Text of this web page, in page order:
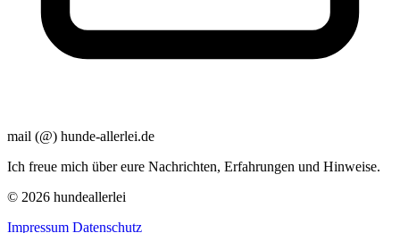
mail (@) hunde-allerlei.de
Ich freue mich über eure Nachrichten, Erfahrungen und Hinweise.
© 2026 hundeallerlei
Impressum Datenschutz